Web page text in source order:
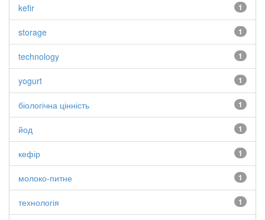
1
kefir
1
storage
1
technology
1
yogurt
1
біологічна цінність
1
йод
1
кефір
1
молоко-питне
1
технологія